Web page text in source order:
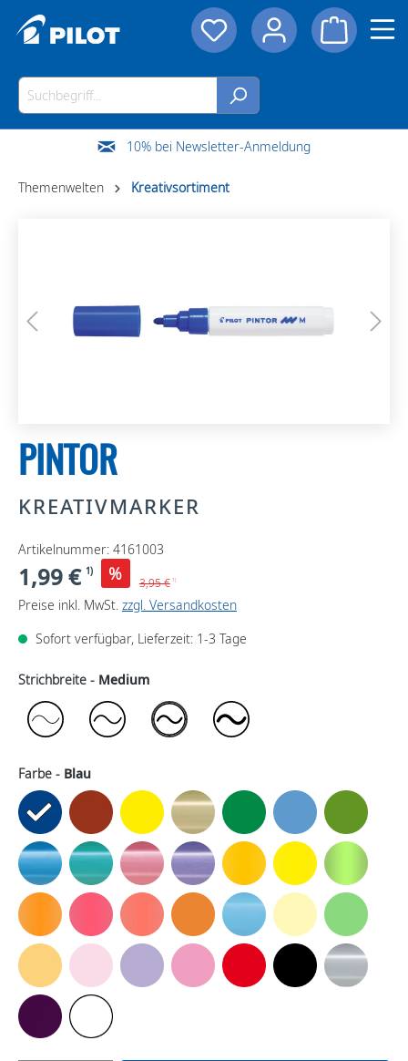
10% bei Newsletter-Anmeldung
Themenwelten Kreativsortiment
PINTOR
KREATIVMARKER
Artikelnummer: 4161003
1,99 € 1) % 3,95 € 1)
Preise inkl. MwSt. zzgl. Versandkosten
Sofort verfügbar, Lieferzeit: 1-3 Tage
Strichbreite - Medium
Farbe - Blau